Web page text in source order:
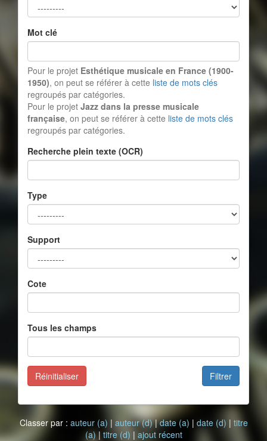
Mot clé
Pour le projet Esthétique musicale en France (1900-
1950), on peut se référer à cette liste de mots clés
regroupés par catégories.
Pour le projet Jazz dans la presse musicale
française, on peut se référer à cette liste de mots clés
regroupés par catégories.
Recherche plein texte (OCR)
Type
Support
Cote
Tous les champs
Filtrer
Réinitialiser
Classer par : auteur (a) | auteur (d)|date (a) | date (d) | titre
(a)| titre (d) | ajout récent